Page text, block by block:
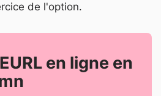
de l'option.
en ligne en